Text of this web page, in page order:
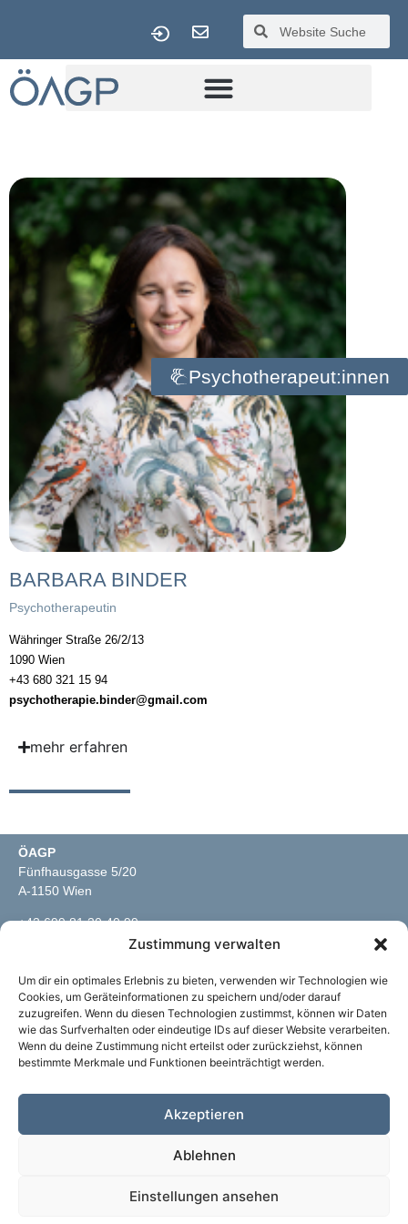
Zustimmung verwalten
Um dir ein optimales Erlebnis zu bieten, verwenden wir Technologien wie
Cookies, um Geräteinformationen zu speichern und/oder darauf
zuzugreifen. Wenn du diesen Technologien zustimmst, können wir Daten
wie das Surfverhalten oder eindeutige IDs auf dieser Website verarbeiten.
Wenn du deine Zustimmung nicht erteilst oder zurückziehst, können
bestimmte Merkmale und Funktionen beeinträchtigt werden.
Akzeptieren
Ablehnen
Einstellungen ansehen
BARBARA BINDER
Psychotherapeutin
Währinger Straße 26/2/13
1090 Wien
+43 680 321 15 94
psychotherapie.binder@gmail.com
mehr erfahren
ÖAGP
Fünfhausgasse 5/20
A-1150 Wien
+43 699 81 30 40 99
RECHTLICHES
Impressum
Datenschutz
EU Richtlinien
Psychotherapeut:innen